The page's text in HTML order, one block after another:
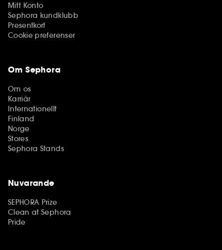
Mitt Konto
Sephora kundklubb
Presentkort
Cookie preferenser
Om Sephora
Om os
Karriär
Internationellt
Finland
Norge
Stores
Sephora Stands
Nuvarande
SEPHORA Prize
Clean at Sephora
Pride